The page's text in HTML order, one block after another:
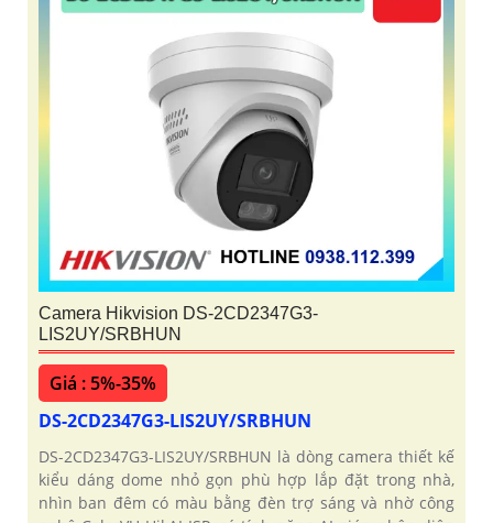
Camera Hikvision DS-2CD2347G3-
LIS2UY/SRBHUN
Giá : 5%-35%
DS-2CD2347G3-LIS2UY/SRBHUN
DS-2CD2347G3-LIS2UY/SRBHUN là dòng camera thiết kế
kiểu dáng dome nhỏ gọn phù hợp lắp đặt trong nhà,
nhìn ban đêm có màu bằng đèn trợ sáng và nhờ công